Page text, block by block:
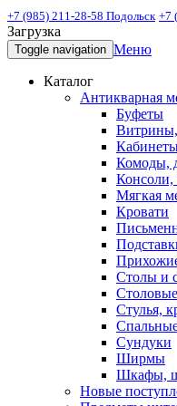
+7 (985) 211-28-58 Подольск +7
Загрузка
Toggle navigation Меню
Каталог
Антикварная
Буфеты
Комоды,
Консоли,
Мягкая
Кровати
Столы и
Стулья,
Сундуки
Ширмы
Шкафы,
Новые